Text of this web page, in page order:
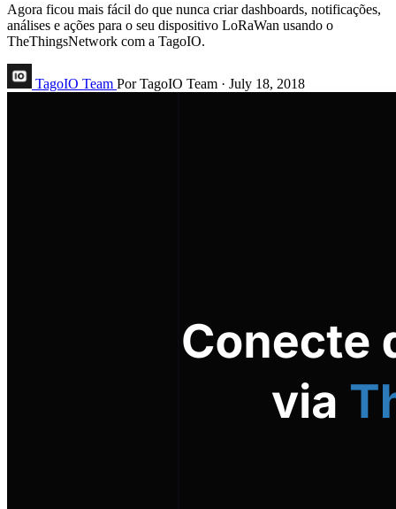
Agora ficou mais fácil do que nunca criar dashboards, notificações,
análises e ações para o seu dispositivo LoRaWan usando o
TheThingsNetwork com a TagoIO.
TagoIO Team Por TagoIO Team · July 18, 2018